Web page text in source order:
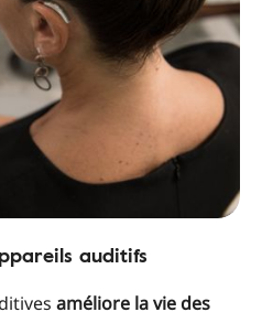
auditifs
améliore la vie des